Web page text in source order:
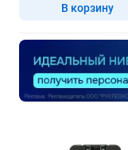
В корзину